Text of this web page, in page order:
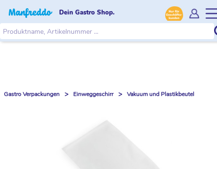
Dein Gastro Shop.
Gastro Verpackungen > Einweggeschirr > Vakuum und Plastikbeutel